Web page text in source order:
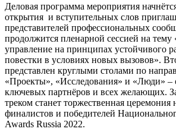
Деловая программа мероприятия
открытия и вступительных слов
представителей профессиональных
продолжится пленарной сессией на тему
управление на принципах устойчивого
повестки в условиях новых вызовов».
представлен круглыми столами по
«Проекты», «Исследования» и «Люди» –
ключевых партнёров и всех желающих.
треком станет торжественная церемония
финалистов и победителей
Awards Russia 2022.